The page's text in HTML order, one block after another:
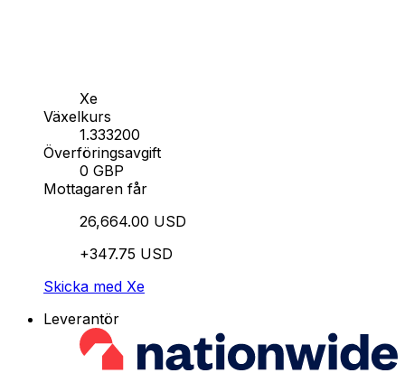
Xe
Växelkurs
1.333200
Överföringsavgift
0 GBP
Mottagaren får
26,664.00 USD
+347.75 USD
Skicka med Xe
Leverantör